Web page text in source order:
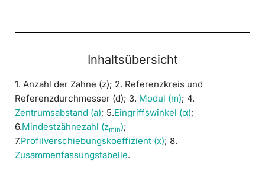
Inhaltsübersicht
1. Anzahl der Zähne (z); 2. Referenzkreis und
Referenzdurchmesser (d); 3. Modul (m); 4.
Zentrumsabstand (a); 5.Eingriffswinkel (α);
6.Mindestzähnezahl (zmin);
7.Profilverschiebungskoeffizient (x); 8.
Zusammenfassungstabelle.